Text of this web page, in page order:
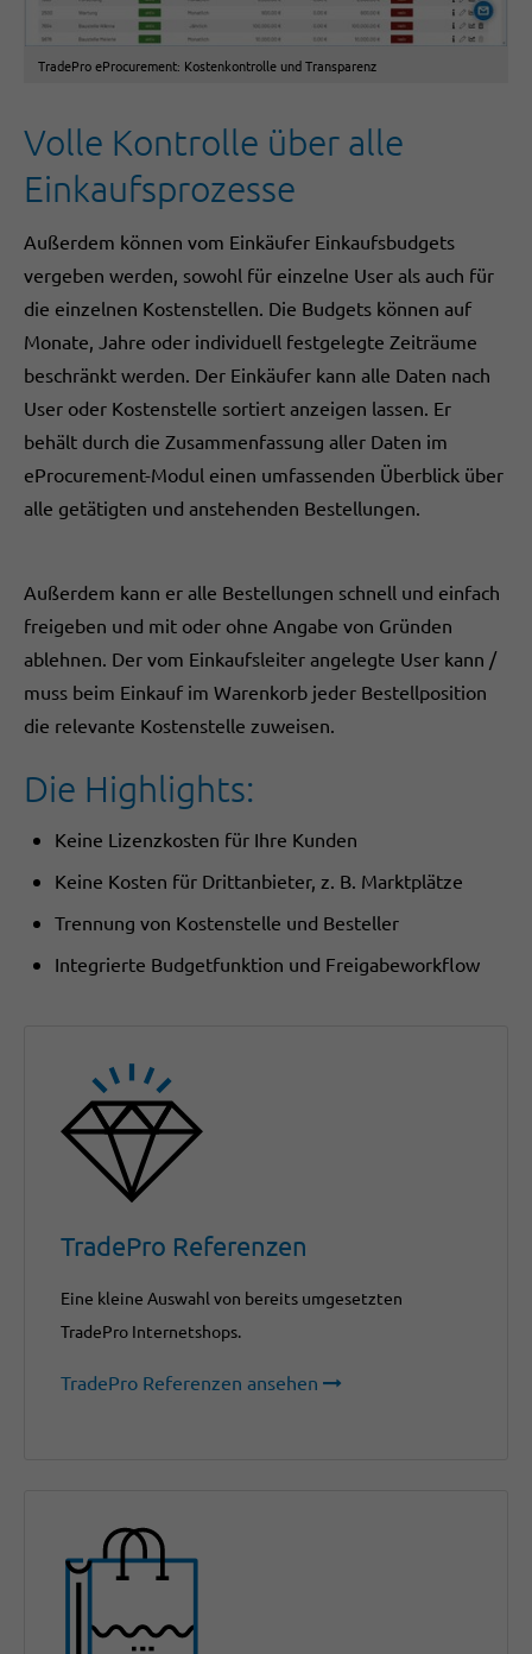
TradePro eProcurement: Kostenkontrolle und Transparenz
Volle Kontrolle über alle
Einkaufsprozesse
Außerdem können vom Einkäufer Einkaufsbudgets
vergeben werden, sowohl für einzelne User als auch für
die einzelnen Kostenstellen. Die Budgets können auf
Monate, Jahre oder individuell festgelegte Zeiträume
beschränkt werden. Der Einkäufer kann alle Daten nach
User oder Kostenstelle sortiert anzeigen lassen. Er
behält durch die Zusammenfassung aller Daten im
eProcurement-Modul einen umfassenden Überblick über
alle getätigten und anstehenden Bestellungen.
Außerdem kann er alle Bestellungen schnell und einfach
freigeben und mit oder ohne Angabe von Gründen
ablehnen. Der vom Einkaufsleiter angelegte User kann /
muss beim Einkauf im Warenkorb jeder Bestellposition
die relevante Kostenstelle zuweisen.
Die Highlights:
Keine Lizenzkosten für Ihre Kunden
Keine Kosten für Drittanbieter, z. B. Marktplätze
Trennung von Kostenstelle und Besteller
Integrierte Budgetfunktion und Freigabeworkflow
TradePro Referenzen
Eine kleine Auswahl von bereits umgesetzten
TradePro Internetshops.
TradePro Referenzen ansehen